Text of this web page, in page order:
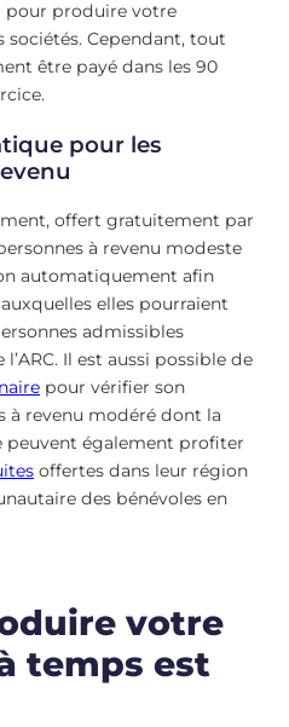
pour produire votre
sociétés. Cependant, tout
être payé dans les 90
pour les
offert gratuitement par
à revenu modeste
automatiquement afin
elles pourraient
admissibles
Il est aussi possible de
pour vérifier son
à revenu modéré dont la
peuvent également profiter
offertes dans leur région
des bénévoles en
votre
temps est